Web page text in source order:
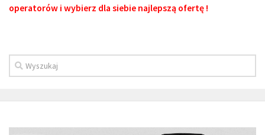
operatorów i wybierz dla siebie najlepszą ofertę !